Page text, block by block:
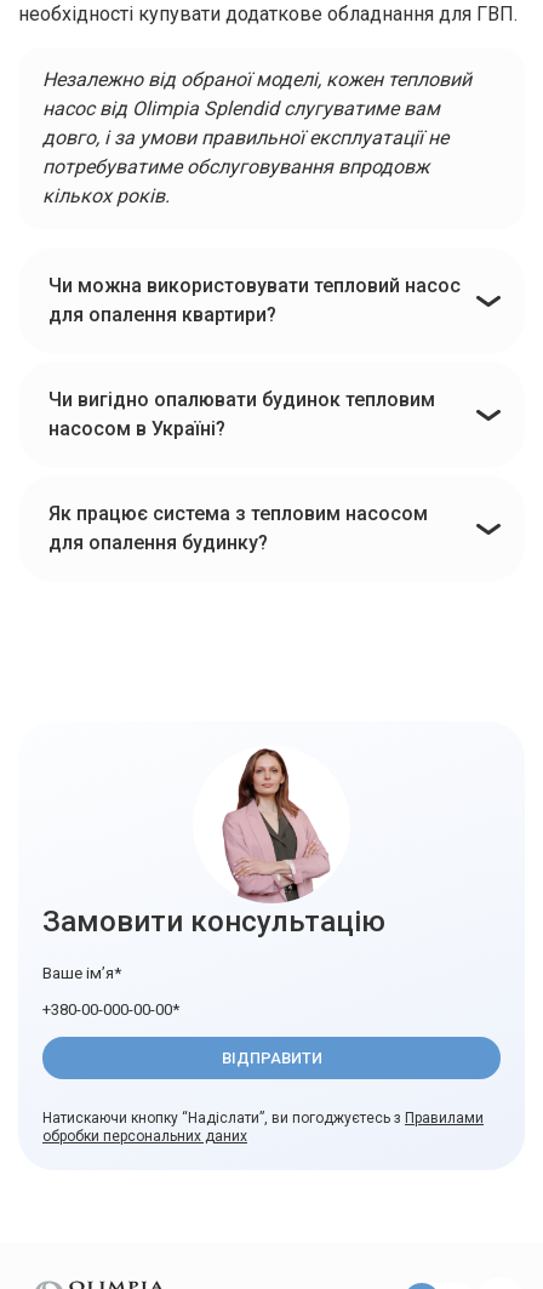
необхідності купувати додаткове обладнання для ГВП.
Незалежно від обраної моделі, кожен тепловий
насос від Olimpia Splendid слугуватиме вам
довго, і за умови правильної експлуатації не
потребуватиме обслуговування впродовж
кількох років.
Чи можна використовувати тепловий насос
для опалення квартири?
Чи вигідно опалювати будинок тепловим
насосом в Україні?
Як працює система з тепловим насосом
для опалення будинку?
Замовити консультацію
Натискаючи кнопку “Надіслати”, ви погоджуєтесь з Правилами
обробки персональних даних